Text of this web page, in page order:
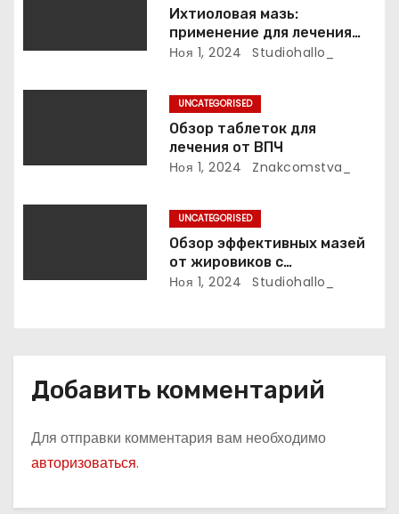
а
п
с
я
Ихтиоловая мазь:
применение для лечения
фурункулов
Ноя 1, 2024 Studiohallo_
UNCATEGORISED
Обзор таблеток для
лечения от ВПЧ
Ноя 1, 2024 Znakcomstva_
UNCATEGORISED
Обзор эффективных мазей
от жировиков с
рассасывающим эффектом
Ноя 1, 2024 Studiohallo_
Добавить комментарий
Для отправки комментария вам необходимо
авторизоваться.